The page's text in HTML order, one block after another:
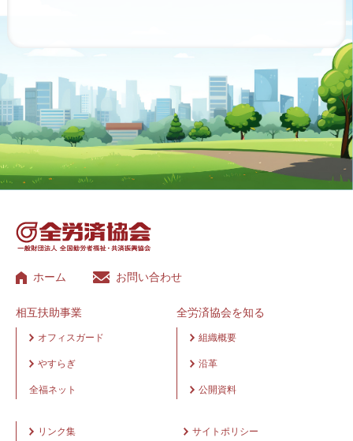
ホーム お問い合わせ
相互扶助事業
オフィスガード
やすらぎ
全福ネット
全労済協会を知る
組織概要
沿革
公開資料
リンク集 サイトポリシー